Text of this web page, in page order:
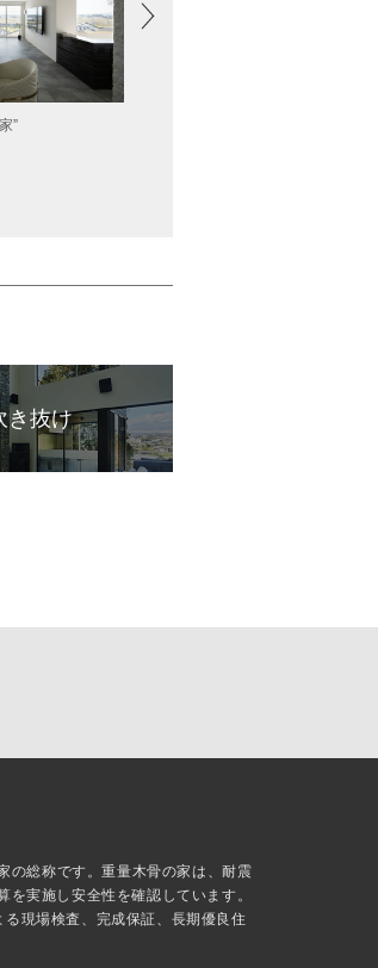
”
き抜け
の総称です。重量木骨の家は、耐震
実施し安全性を確認しています。
現場検査、完成保証、長期優良住